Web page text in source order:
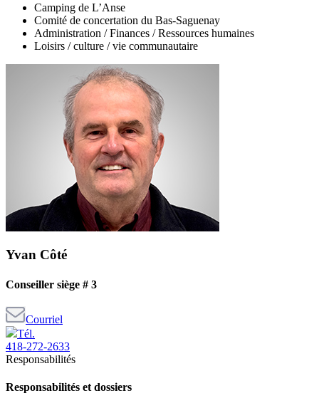
Camping de L’Anse
Comité de concertation du Bas-Saguenay
Administration / Finances / Ressources humaines
Loisirs / culture / vie communautaire
Yvan Côté
Conseiller siège # 3
Courriel
Tél.
418-272-2633
Responsabilités
Responsabilités et dossiers